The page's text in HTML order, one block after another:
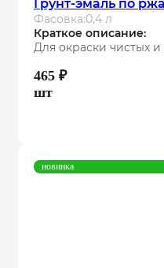
Грунт-эмаль по
Фасовка:0,4 л
Краткое описание:
Для окраски чистых
465 ₽
шт
новинка